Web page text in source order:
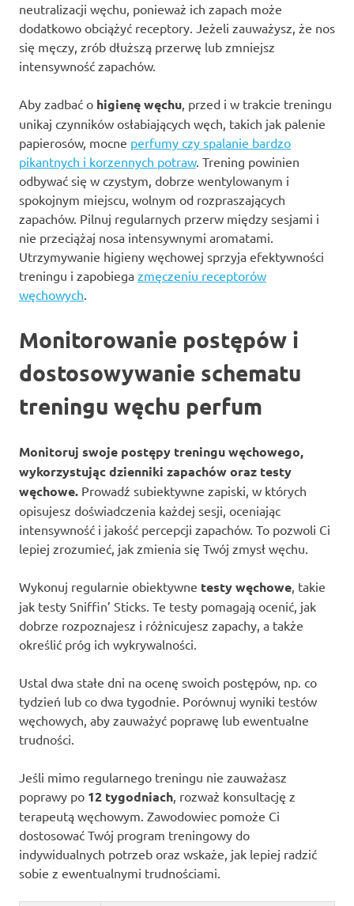
neutralizacji węchu, ponieważ ich zapach może
dodatkowo obciążyć receptory. Jeżeli zauważysz, że nos
się męczy, zrób dłuższą przerwę lub zmniejsz
intensywność zapachów.
Aby zadbać o higienę węchu, przed i w trakcie treningu
unikaj czynników osłabiających węch, takich jak palenie
papierosów, mocne perfumy czy spalanie bardzo
pikantnych i korzennych potraw. Trening powinien
odbywać się w czystym, dobrze wentylowanym i
spokojnym miejscu, wolnym od rozpraszających
zapachów. Pilnuj regularnych przerw między sesjami i
nie przeciążaj nosa intensywnymi aromatami.
Utrzymywanie higieny węchowej sprzyja efektywności
treningu i zapobiega zmęczeniu receptorów
węchowych.
Monitorowanie postępów i
dostosowywanie schematu
treningu węchu perfum
Monitoruj swoje postępy treningu węchowego,
wykorzystując dzienniki zapachów oraz testy
węchowe. Prowadź subiektywne zapiski, w których
opisujesz doświadczenia każdej sesji, oceniając
intensywność i jakość percepcji zapachów. To pozwoli Ci
lepiej zrozumieć, jak zmienia się Twój zmysł węchu.
Wykonuj regularnie obiektywne testy węchowe, takie
jak testy Sniffin’ Sticks. Te testy pomagają ocenić, jak
dobrze rozpoznajesz i różnicujesz zapachy, a także
określić próg ich wykrywalności.
Ustal dwa stałe dni na ocenę swoich postępów, np. co
tydzień lub co dwa tygodnie. Porównuj wyniki testów
węchowych, aby zauważyć poprawę lub ewentualne
trudności.
Jeśli mimo regularnego treningu nie zauważasz
poprawy po 12 tygodniach, rozważ konsultację z
terapeutą węchowym. Zawodowiec pomoże Ci
dostosować Twój program treningowy do
indywidualnych potrzeb oraz wskaże, jak lepiej radzić
sobie z ewentualnymi trudnościami.